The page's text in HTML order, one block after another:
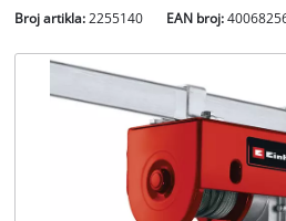
Broj artikla: 2255140 EAN broj: